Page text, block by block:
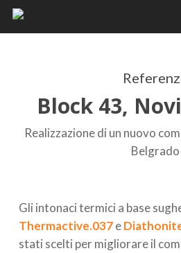
Skip
Block 43,
Realizzazione di un nuovo
Belgrado
Gli intonaci termici a base
Thermactive.037e
stati scelti per migliorare il